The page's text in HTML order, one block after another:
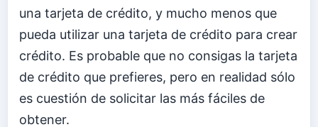
una tarjeta de crédito, y mucho menos que
pueda utilizar una tarjeta de crédito para crear
crédito. Es probable que no consigas la tarjeta
de crédito que prefieres, pero en realidad sólo
es cuestión de solicitar las más fáciles de
obtener.